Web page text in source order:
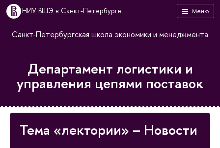
Меню
НИУ ВШЭ в Санкт-Петербурге
Санкт-Петербургская школа экономики и менеджмента
Департамент логистики и
управления цепями поставок
Тема «лектории» – Новости